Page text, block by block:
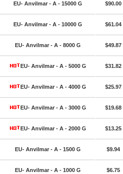
EU- Anvilmar - A - 15000 G $90.00
EU- Anvilmar - A - 10000 G $61.04
EU- Anvilmar - A - 8000 G $49.87
EU- Anvilmar - A - 5000 G $31.82
EU- Anvilmar - A - 4000 G $25.97
EU- Anvilmar - A - 3000 G $19.68
EU- Anvilmar - A - 2000 G $13.25
EU- Anvilmar - A - 1500 G $9.94
EU- Anvilmar - A - 1000 G $6.75